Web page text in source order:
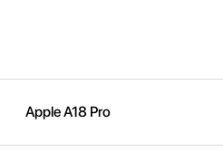
Apple A18 Pro